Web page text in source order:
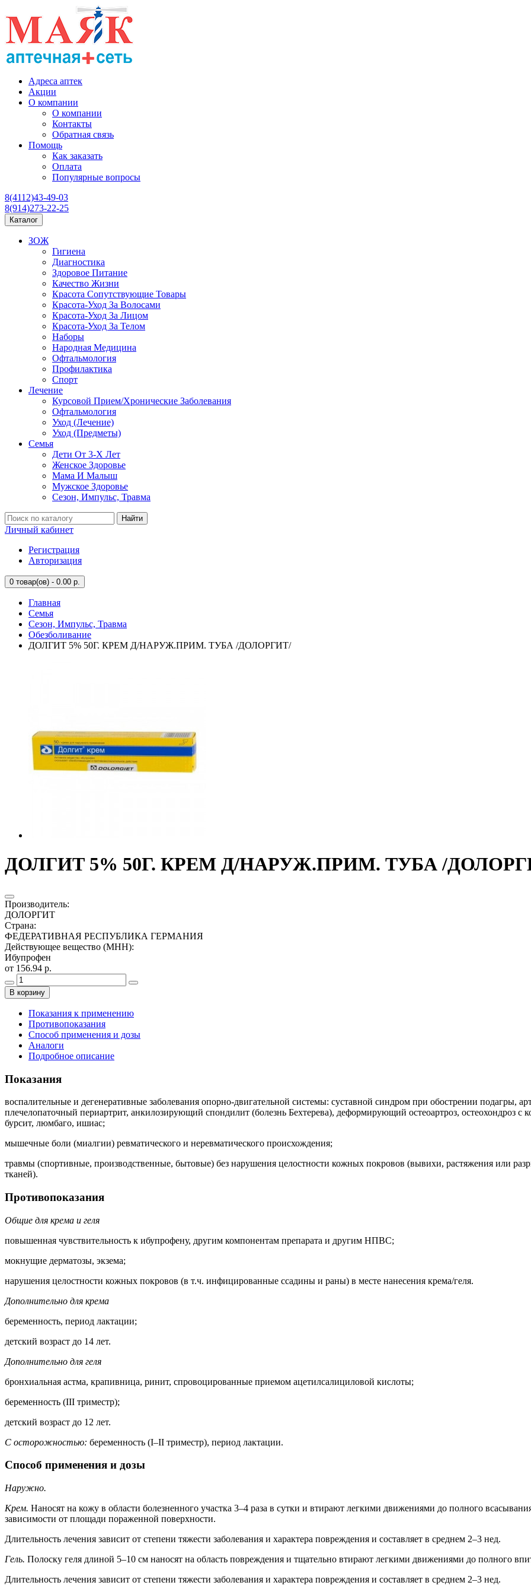
Адреса аптек
Акции
О компании
О компании
Контакты
Обратная связь
Помощь
Как заказать
Оплата
Популярные вопросы
8(4112)43-49-03
8(914)273-22-25
Каталог
ЗОЖ
Гигиена
Диагностика
Здоровое Питание
Качество Жизни
Красота Сопутствующие Товары
Красота-Уход За Волосами
Красота-Уход За Лицом
Красота-Уход За Телом
Наборы
Народная Медицина
Офтальмология
Профилактика
Спорт
Лечение
Курсовой Прием/Хронические Заболевания
Офтальмология
Уход (Лечение)
Уход (Предметы)
Семья
Дети От 3-Х Лет
Женское Здоровье
Мама И Малыш
Мужское Здоровье
Сезон, Импульс, Травма
Найти
Личный кабинет
Регистрация
Авторизация
0 товар(ов) - 0.00 р.
Главная
Семья
Сезон, Импульс, Травма
Обезболивание
ДОЛГИТ 5% 50Г. КРЕМ Д/НАРУЖ.ПРИМ. ТУБА /ДОЛОРГИТ/
ДОЛГИТ 5% 50Г. КРЕМ Д/НАРУЖ.ПРИМ. ТУБА /
Производитель:
ДОЛОРГИТ
Страна:
ФЕДЕРАТИВНАЯ РЕСПУБЛИКА ГЕРМАНИЯ
Действующее вещество (МНН):
Ибупрофен
от 156.94 р.
В корзину
Показания к применению
Противопоказания
Способ применения и дозы
Аналоги
Подробное описание
Показания
воспалительные и дегенеративные заболевания опорно-двигательной системы: суставной синдром при обострении подагры,
плечелопаточный периартрит, анкилозирующий спондилит (болезнь Бехтерева), деформирующий остеоартроз, остеохондроз
бурсит, люмбаго, ишиас;
мышечные боли (миалгии) ревматического и неревматического происхождения;
травмы (спортивные, производственные, бытовые) без нарушения целостности кожных покровов (вывихи, растяжения или
тканей).
Противопоказания
Общие для крема и геля
повышенная чувствительность к ибупрофену, другим компонентам препарата и другим НПВС;
мокнущие дерматозы, экзема;
нарушения целостности кожных покровов (в т.ч. инфицированные ссадины и раны) в месте нанесения крема/геля.
Дополнительно для крема
беременность, период лактации;
детский возраст до 14 лет.
Дополнительно для геля
бронхиальная астма, крапивница, ринит, спровоцированные приемом ацетилсалициловой кислоты;
беременность (III триместр);
детский возраст до 12 лет.
С осторожностью: беременность (I–II триместр), период лактации.
Способ применения и дозы
Наружно.
Крем. Наносят на кожу в области болезненного участка 3–4 раза в сутки и втирают легкими движениями до полного
зависимости от площади пораженной поверхности.
Длительность лечения зависит от степени тяжести заболевания и характера повреждения и составляет в среднем 2–3 нед.
Гель. Полоску геля длиной 5–10 см наносят на область повреждения и тщательно втирают легкими движениями до полного
Длительность лечения зависит от степени тяжести заболевания и характера повреждения и составляет в среднем 2–3 нед.